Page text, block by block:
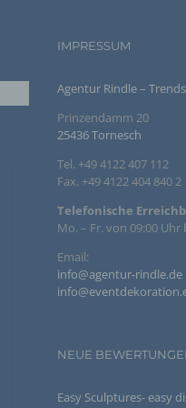
IMPRESSUM
Agentur Rindle –
Prinzendamm 20
25436 Tornesch
Tel. +49 4122 407 112
Fax. +49 4122 404 840 2
Telefonische
Mo. – Fr. von 09:00 Uhr
Email:
info@agentur-rindle.de
NEUE
Easy Sculptures- easy
allein oder
von
vorgegeben,
Einrichtung
Verantwortlichen
davon,
die im Rahmen